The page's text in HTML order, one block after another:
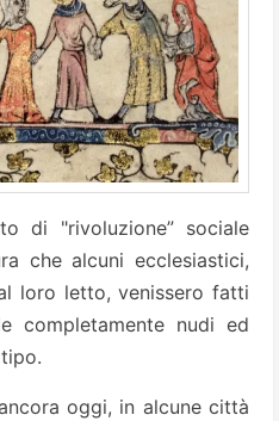
di "rivoluzione” sociale
che alcuni ecclesiastici,
loro letto, venissero fatti
completamente nudi ed
oggi, in alcune città